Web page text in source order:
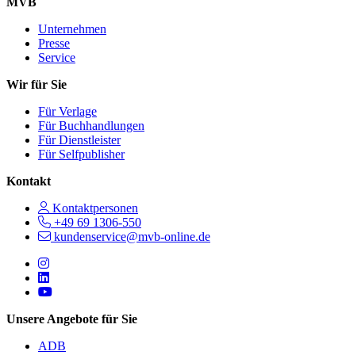
Unternehmen
Presse
Service
Wir für Sie
Für Verlage
Für Buchhandlungen
Für Dienstleister
Für Selfpublisher
Kontakt
Kontaktpersonen
+49 69 1306-550
kundenservice@mvb-online.de
Follow us on https://www.instagram.com/lifeatmvb/
Follow us on https://www.linkedin.com/company/mvbbooks
Follow us on https://www.youtube.com/@mvbbooks
Unsere Angebote für Sie
ADB